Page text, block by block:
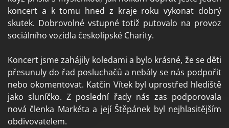
koncert a k tomu hned z kraje roku vykonat dobrý
skutek. Dobrovolné vstupné totiž putovalo na provoz
sociálního vozidla českolipské Charity.
Koncert jsme zahájily koledami a bylo krásné, že se děti
přesunuly do řad posluchačů a nebály se nás podpořit
nebo okomentovat. Katčin Vítek byl uprostřed hlediště
jako sluníčko. Z poslední řady nás zas podporovala
nová členka Markéta a její Štěpánek byl nejhlasitějším
obdivovatelem.